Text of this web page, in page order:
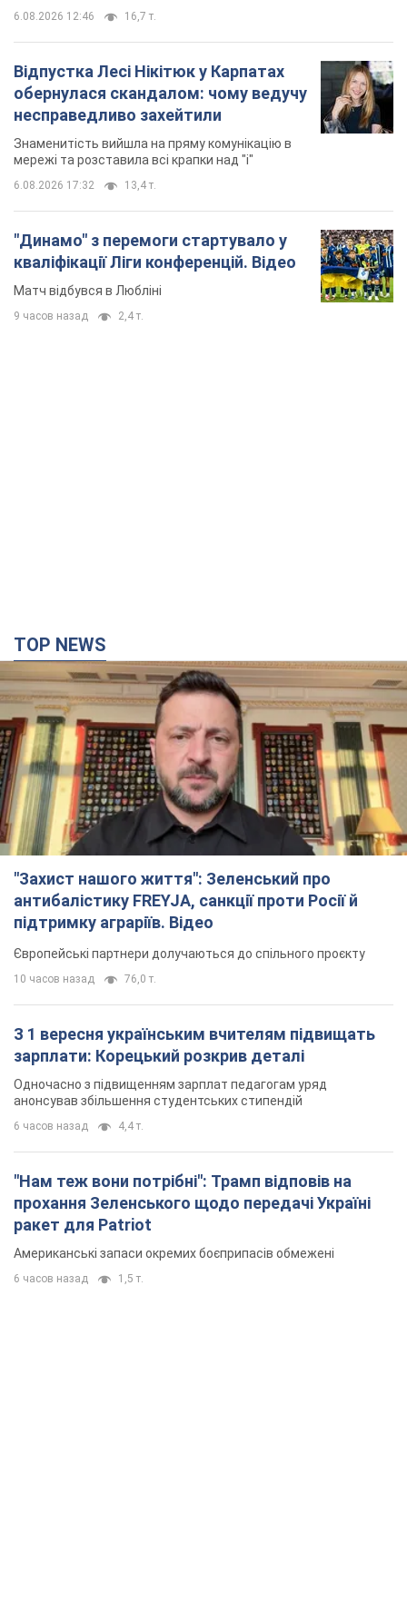
6.08.2026 12:46 16,7 т.
Відпустка Лесі Нікітюк у Карпатах
обернулася скандалом: чому ведучу
несправедливо захейтили
Знаменитість вийшла на пряму комунікацію в
мережі та розставила всі крапки над "і"
6.08.2026 17:32 13,4 т.
"Динамо" з перемоги стартувало у
кваліфікації Ліги конференцій. Відео
Матч відбувся в Любліні
9 часов назад 2,4 т.
TOP NEWS
"Захист нашого життя": Зеленський про
антибалістику FREYJA, санкції проти Росії й
підтримку аграріїв. Відео
Європейські партнери долучаються до спільного проєкту
10 часов назад 76,0 т.
З 1 вересня українським вчителям підвищать
зарплати: Корецький розкрив деталі
Одночасно з підвищенням зарплат педагогам уряд
анонсував збільшення студентських стипендій
6 часов назад 4,4 т.
"Нам теж вони потрібні": Трамп відповів на
прохання Зеленського щодо передачі Україні
ракет для Patriot
Американські запаси окремих боєприпасів обмежені
6 часов назад 1,5 т.